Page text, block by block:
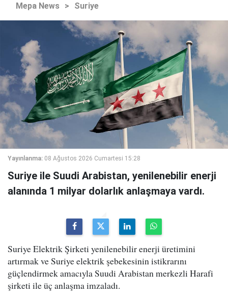
Mepa News > Suriye
Yayınlanma: 08 Ağustos 2026 Cumartesi 15:28
Suriye ile Suudi Arabistan, yenilenebilir enerji
alanında 1 milyar dolarlık anlaşmaya vardı.
Suriye Elektrik Şirketi yenilenebilir enerji üretimini
artırmak ve Suriye elektrik şebekesinin istikrarını
güçlendirmek amacıyla Suudi Arabistan merkezli Harafi
şirketi ile üç anlaşma imzaladı.